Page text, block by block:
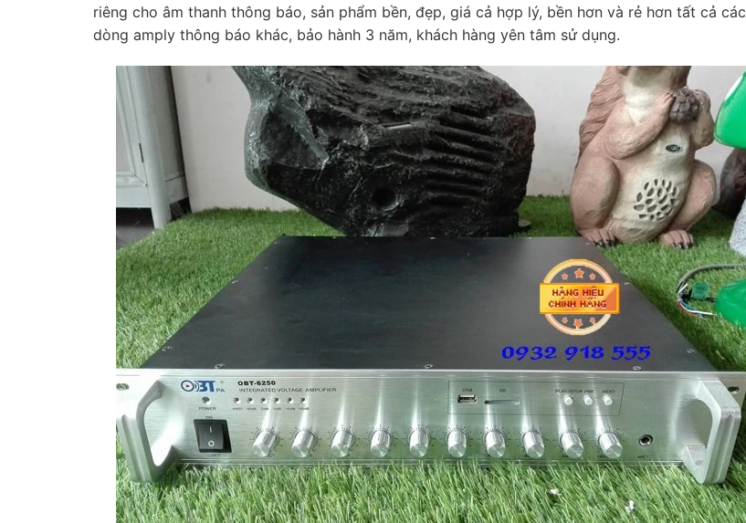
riêng cho âm thanh thông báo, sản phẩm bền, đẹp, giá cả hợp lý, bền hơn và rẻ hơn tất cả các
dòng amply thông báo khác, bảo hành 3 năm, khách hàng yên tâm sử dụng.